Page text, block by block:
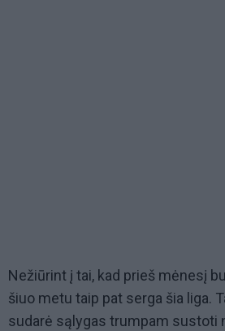
Nežiūrint į tai, kad prieš mėnesį
šiuo metu taip pat serga šia liga.
sudarė sąlygas trumpam sustoti